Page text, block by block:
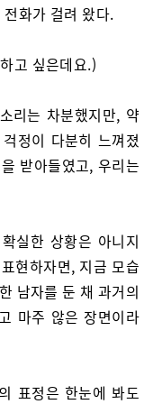
화가 걸려 왔다.
고 싶은데요.)
리는 차분했지만, 약
정이 다분히 느껴졌
받아들였고, 우리는
실한 상황은 아니지
현하자면, 지금 모습
남자를 둔 채 과거의
마주 않은 장면이라
표정은 한눈에 봐도